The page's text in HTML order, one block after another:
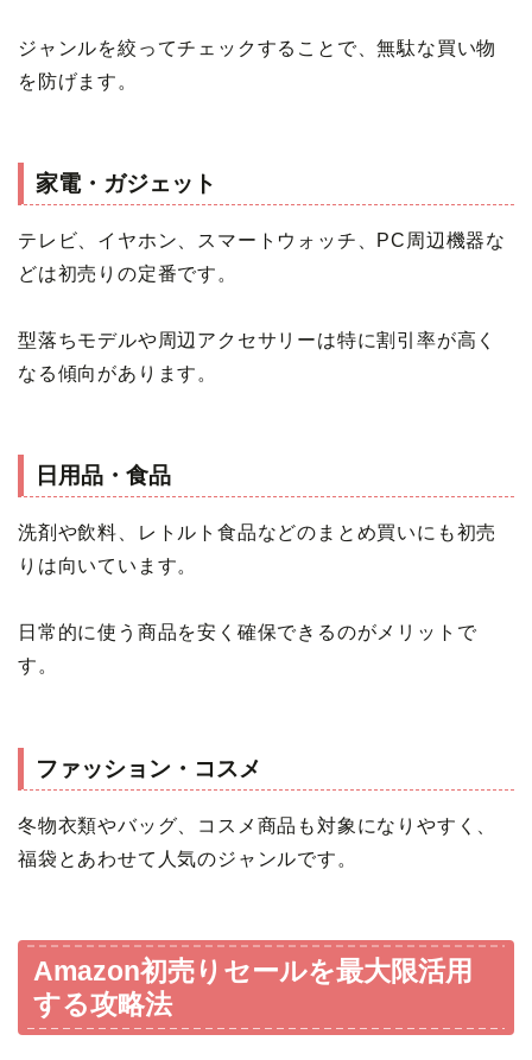
ジャンルを絞ってチェックすることで、無駄な買い物
を防げます。
家電・ガジェット
テレビ、イヤホン、スマートウォッチ、PC周辺機器な
どは初売りの定番です。
型落ちモデルや周辺アクセサリーは特に割引率が高く
なる傾向があります。
日用品・食品
洗剤や飲料、レトルト食品などのまとめ買いにも初売
りは向いています。
日常的に使う商品を安く確保できるのがメリットで
す。
ファッション・コスメ
冬物衣類やバッグ、コスメ商品も対象になりやすく、
福袋とあわせて人気のジャンルです。
Amazon初売りセールを最大限活用
する攻略法